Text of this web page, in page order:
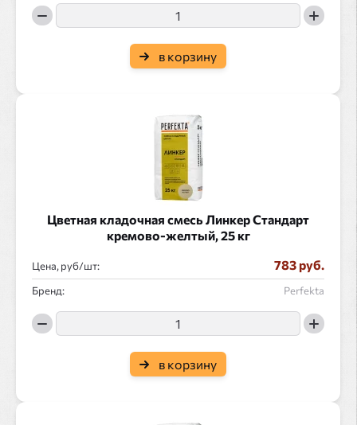
в корзину
Цветная кладочная смесь Линкер Стандарт
кремово-желтый, 25 кг
Цена, руб/ : 783 руб.
Бренд: Perfekta
в корзину